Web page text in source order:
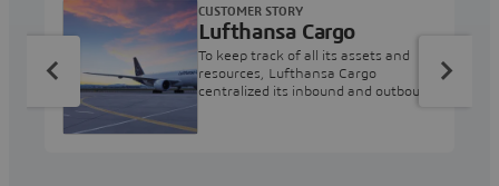
Lufthansa Cargo
To keep track of all its assets and
resources, Lufthansa Cargo
centralized its inbound and outbound
CUSTOMER STORY